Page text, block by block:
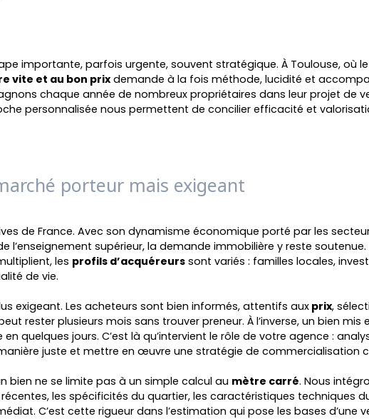
importante, parfois urgente, souvent stratégique. À Toulouse, où
vite et au bon prixdemande à la fois méthode, lucidité et
chaque année de nombreux propriétaires dans leur projet de
personnalisée nous permettent de concilier efficacité et
porteur mais exigeant
de France. Avec son dynamisme économique porté par les
l’enseignement supérieur, la demande immobilière y reste
les profils d’acquéreurs sont variés : familles locales,
de vie.
exigeant. Les acheteurs sont bien informés, attentifs auxprix,
rester plusieurs mois sans trouver preneur. À l’inverse, un bien mis
quelques jours. C’est là qu’intervient le rôle de votre agence :
juste et mettre en œuvre une stratégie de commercialisation
bien ne se limite pas à un simple calcul au mètre carré. Nous
les spécificités du quartier, les caractéristiques techniques
C’est cette rigueur dans l’estimation qui pose les bases d’une